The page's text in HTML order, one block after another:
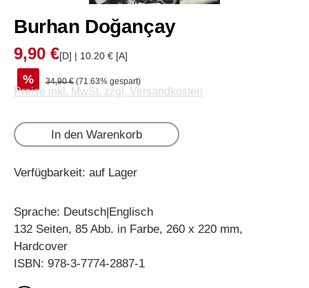
Burhan Doğançay
9,90 €[D] | 10.20 € [A]
% 34,90 € (71.63% gespart)
Preise inkl. MwSt. zzgl. Versandkosten
In den Warenkorb
Verfügbarkeit: auf Lager
Sprache: Deutsch|Englisch
132 Seiten, 85 Abb. in Farbe, 260 x 220 mm,
Hardcover
ISBN: 978-3-7774-2887-1